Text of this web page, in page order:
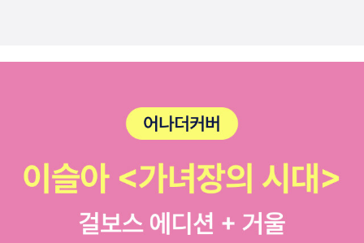
실을 바라보면 한숨만 절로 나온다. 법무부 장관이 국회의원을 조폭
다루듯이 하겠다고 공언하고 공권력은 서민들을 태워죽이고도 아무
도 책임지지 않으며 보수 신문재벌에게 방송을 내주고 국민들을 길들
이기 위한 작업은 강도높게 진행되고 있지만 우리는 여전히 침묵하고
있다. 이것이 우리의 현실이다. 사회적 통합은 그렇게 어려운 일이 아
니다. 이념을 떠나 합리적이고 객관적인 토론의 장을 마련하다 보면
편견에서 확실히 벗어났어요. 재밌으니 사람들이 꾸준히 읽는 거겠
와 종교', 강성열 저, 살림, 200624. '성상파괴주의와 성상옹호주의',
진형준 저, 살림, 200325. '보수와 진보의 정신분석', 김용신 저, 살
서에서 나오는 얇은 책들인데, 깨알정보가 가득해서 상식의 폭을 넓
혀줍니다.그런데, 정보가 너무 많이 나열되어 있어서 절대 머릿속에
다 입력할 수가 없어요.그래서 적재적소에서 적시에 활용가능할지는
(로마, BC70-19년)의 서사시 [아이네이스]는 호메로스의 모방물인
동시에 그것과 매우 다른 시도다. 호메로스의 서사시는 시의 여인 무
사가 노래하지만, [아이네이스]는 전쟁과 영웅을 내가 노래한다는 행
으로 시작한다. '내'가 노래를 부른다. 아이네이스의 운명은 호메로스
의 영웅들의 운명과 같은 종류가 아니다. '모든 유럽의 고전'이라고 부
른 것은 이런 방식으로 전통에 개입했기 때문이다. 문학을 개인과 사